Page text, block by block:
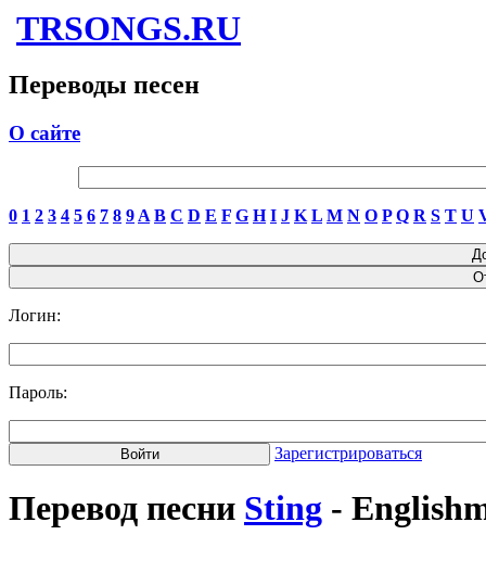
TRSONGS.RU
Переводы песен
О сайте
0 1 2 3 4 5 6 7 8 9 A B C D E F G H I J K L M N O P Q R S T U
Логин:
Пароль:
Зарегистрироваться
Перевод песни Sting -